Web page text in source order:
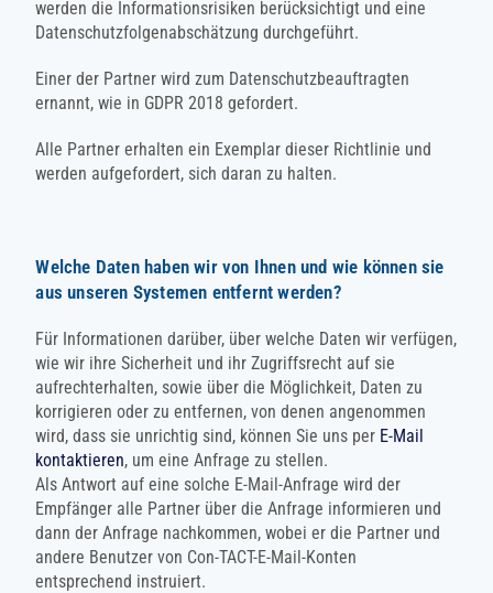
werden die Informationsrisiken berücksichtigt und eine
Datenschutzfolgenabschätzung durchgeführt.
Einer der Partner wird zum Datenschutzbeauftragten
ernannt, wie in GDPR 2018 gefordert.
Alle Partner erhalten ein Exemplar dieser Richtlinie und
werden aufgefordert, sich daran zu halten.
Welche Daten haben wir von Ihnen und wie können sie
aus unseren Systemen entfernt werden?
Für Informationen darüber, über welche Daten wir verfügen,
wie wir ihre Sicherheit und ihr Zugriffsrecht auf sie
aufrechterhalten, sowie über die Möglichkeit, Daten zu
korrigieren oder zu entfernen, von denen angenommen
wird, dass sie unrichtig sind, können Sie uns per E-Mail
kontaktieren, um eine Anfrage zu stellen.
Als Antwort auf eine solche E-Mail-Anfrage wird der
Empfänger alle Partner über die Anfrage informieren und
dann der Anfrage nachkommen, wobei er die Partner und
andere Benutzer von Con-TACT-E-Mail-Konten
entsprechend instruiert.